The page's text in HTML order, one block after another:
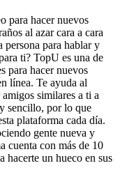
para hacer nuevos
al azar cara a cara
persona para hablar y
ti? TopU es una de
para hacer nuevos
línea. Te ayuda al
similares a ti a
sencillo, por lo que
plataforma cada día.
gente nueva y
cuenta con más de 10
hacerte un hueco en sus